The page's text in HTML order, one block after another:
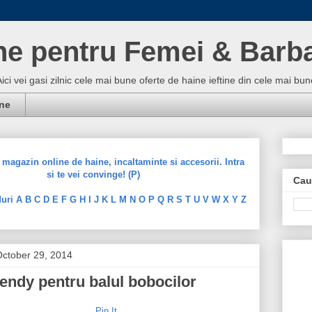
pentru Femei &
vei gasi zilnic cele mai bune oferte de haine ieftine din cele mai
magazin online de haine, incaltaminte si accesorii. Intra
si te vei convinge! (P)
A B C D E F G H I J K L M N O P Q R S T U V W X Y Z
29, 2014
pentru balul bobocilor